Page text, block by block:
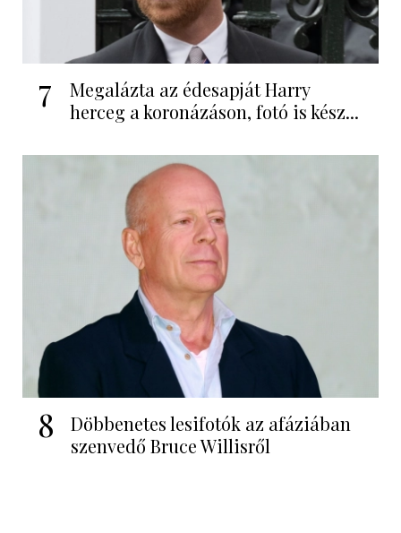
7
Megalázta az édesapját Harry
herceg a koronázáson, fotó is kész...
8
Döbbenetes lesifotók az afáziában
szenvedő Bruce Willisről